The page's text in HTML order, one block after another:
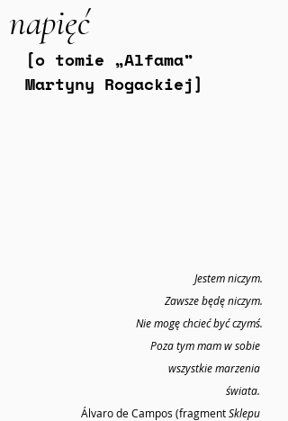
napięć
[o tomie „Alfama”
Martyny Rogackiej]
Jestem niczym.
Zawsze będę niczym.
Nie mogę chcieć być czymś.
Poza tym mam w sobie
wszystkie marzenia
świata.
Álvaro de Campos (fragment Sklepu